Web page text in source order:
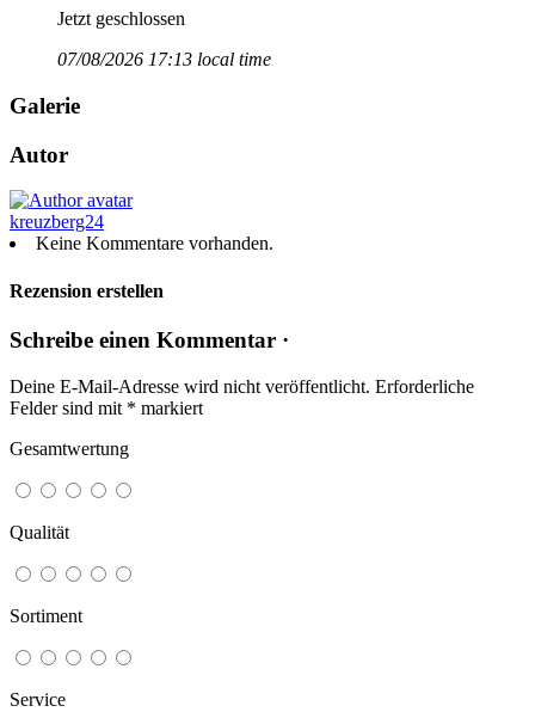
Jetzt geschlossen
07/08/2026 17:13 local time
Galerie
Autor
kreuzberg24
Keine Kommentare vorhanden.
Rezension erstellen
Schreibe einen Kommentar ·
Deine E-Mail-Adresse wird nicht veröffentlicht. Erforderliche
Felder sind mit * markiert
Gesamtwertung
Qualität
Sortiment
Service